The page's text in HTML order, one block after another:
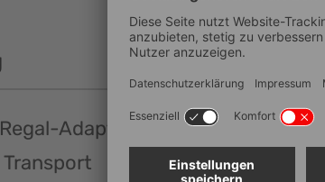
Adapterplatte zur Sicherung
Transport